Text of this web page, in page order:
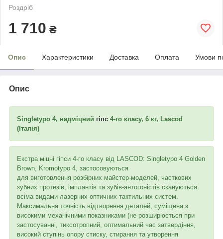
Роздріб
1 710 ₴
Опис Характеристики Доставка Оплата Умови
Опис
Singletypo 4, надміцний гіпс 4-го класу, 6 кг, Lascod
(Італія)
Екстра міцні гіпси 4-го класу від LASCOD: Singletypo 4 Golden
Brown, Kromotypo 4, застосовуються
для виготовлення розбірних майстер-моделей, часткових
зубних протезів, імплантів та зубів-антогоністів скануються
всіма видами лазерних оптичних тактильних систем.
Максимальна точність відтворення деталей, суміщена з
високими механічними показниками (не розширюється при
застосуванні, тиксотропний, оптимальний час затвердіння,
високий ступінь опору стиску, стирання та утворення